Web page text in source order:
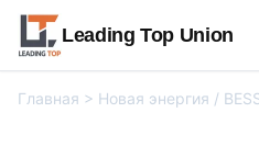
Leading Top Union
Главная > Новая энергия /